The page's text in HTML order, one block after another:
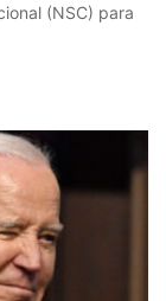
(NSC) para